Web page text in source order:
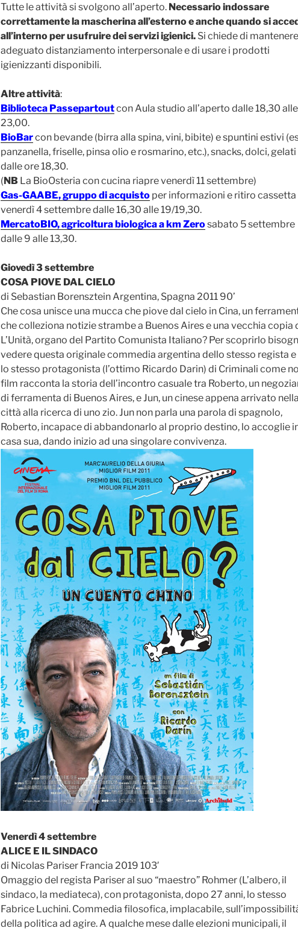
Tutte le attività si svolgono all’aperto. Necessario indossare
correttamente la mascherina all’esterno e anche quando si
all’interno per usufruire dei servizi igienici. Si chiede di
adeguato distanziamento interpersonale e di usare i prodotti
igienizzanti disponibili.
Altre attività:
Biblioteca Passepartoutcon Aula studio all’aperto dalle 18,30 alle
23,00.
BioBarcon bevande (birra alla spina, vini, bibite) e spuntini estivi
panzanella, friselle, pinsa olio e rosmarino, etc.), snacks, dolci, gelati
dalle ore 18,30.
(NB La BioOsteria con cucina riapre venerdì 11 settembre)
Gas-GAABE, gruppo di acquisto per informazioni e ritiro cassetta
venerdì 4 settembre dalle 16,30 alle 19/19,30.
MercatoBIO, agricoltura biologica a km Zerosabato 5 settembre
dalle 9 alle 13,30.
Giovedì 3 settembre
COSA PIOVE DAL CIELO
di Sebastian Borensztein Argentina, Spagna 2011 90’
Che cosa unisce una mucca che piove dal cielo in Cina, un
che colleziona notizie strambe a Buenos Aires e una vecchia copia
L’Unità, organo del Partito Comunista Italiano? Per scoprirlo
vedere questa originale commedia argentina dello stesso regista
lo stesso protagonista (l’ottimo Ricardo Darin) di Criminali come
film racconta la storia dell’incontro casuale tra Roberto, un
di ferramenta di Buenos Aires, e Jun, un cinese appena arrivato nella
città alla ricerca di uno zio. Jun non parla una parola di spagnolo,
Roberto, incapace di abbandonarlo al proprio destino, lo accoglie
casa sua, dando inizio ad una singolare convivenza.
Venerdì 4 settembre
ALICE E IL SINDACO
di Nicolas Pariser Francia 2019 103′
Omaggio del regista Pariser al suo “maestro” Rohmer (L’albero, il
sindaco, la mediateca), con protagonista, dopo 27 anni, lo stesso
Fabrice Luchini. Commedia filosofica, implacabile,
della politica ad agire. A qualche mese dalle elezioni municipali, il